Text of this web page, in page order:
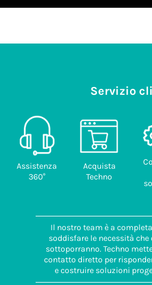
Servizio
Assistenza
360°
Acquista
Techno
Il nostro team è a
soddisfare le necessità
sottoporranno. Techno
contatto diretto per
e costruire soluzioni